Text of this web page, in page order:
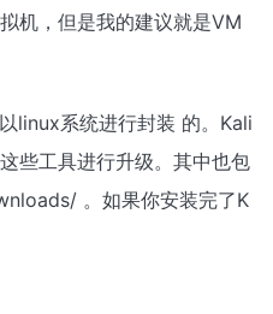
机，但是我的建议就是VM
linux系统进行封装 的。Kali
些工具进行升级。其中也包
。如果你安装完了K